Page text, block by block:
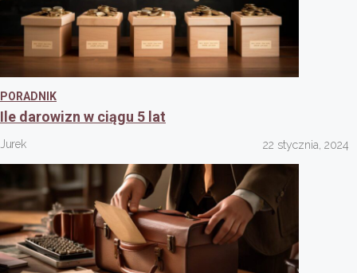
PORADNIK
Ile darowizn w ciągu 5 lat
Jurek 22 stycznia, 2024